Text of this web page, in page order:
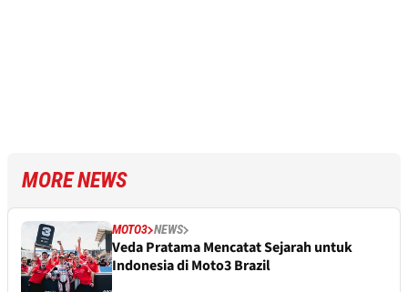
MORE NEWS
MOTO3 NEWS
Veda Pratama Mencatat Sejarah untuk
Indonesia di Moto3 Brazil